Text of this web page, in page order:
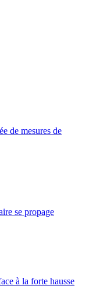
de mesures de
se propage
à la forte hausse